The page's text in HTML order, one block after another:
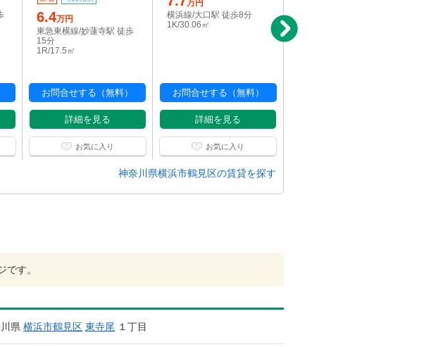
6.4万円
東急東横線/妙蓮寺駅 徒歩
15分
1R/17.5㎡
お問合せする（無料）
詳細を見る
お気に入り
万円
横浜線/大口駅 徒歩8分
1K/30.06㎡
お問合せする（無料）
詳細を見る
お気に入り
横浜線/大口駅 徒歩8分
神奈川県横浜市鶴見区の賃貸を探す
す。
県 横浜市鶴見区 東寺尾 １丁目